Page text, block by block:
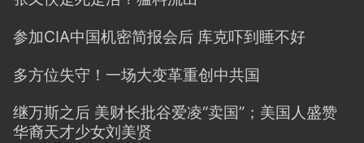
参加CIA中国机密简报会后 库克吓到睡不好
多方位失守！一场大变革重创中共国
继万斯之后 美财长批谷爱凌“卖国”；美国人盛赞
华裔天才少女刘美贤